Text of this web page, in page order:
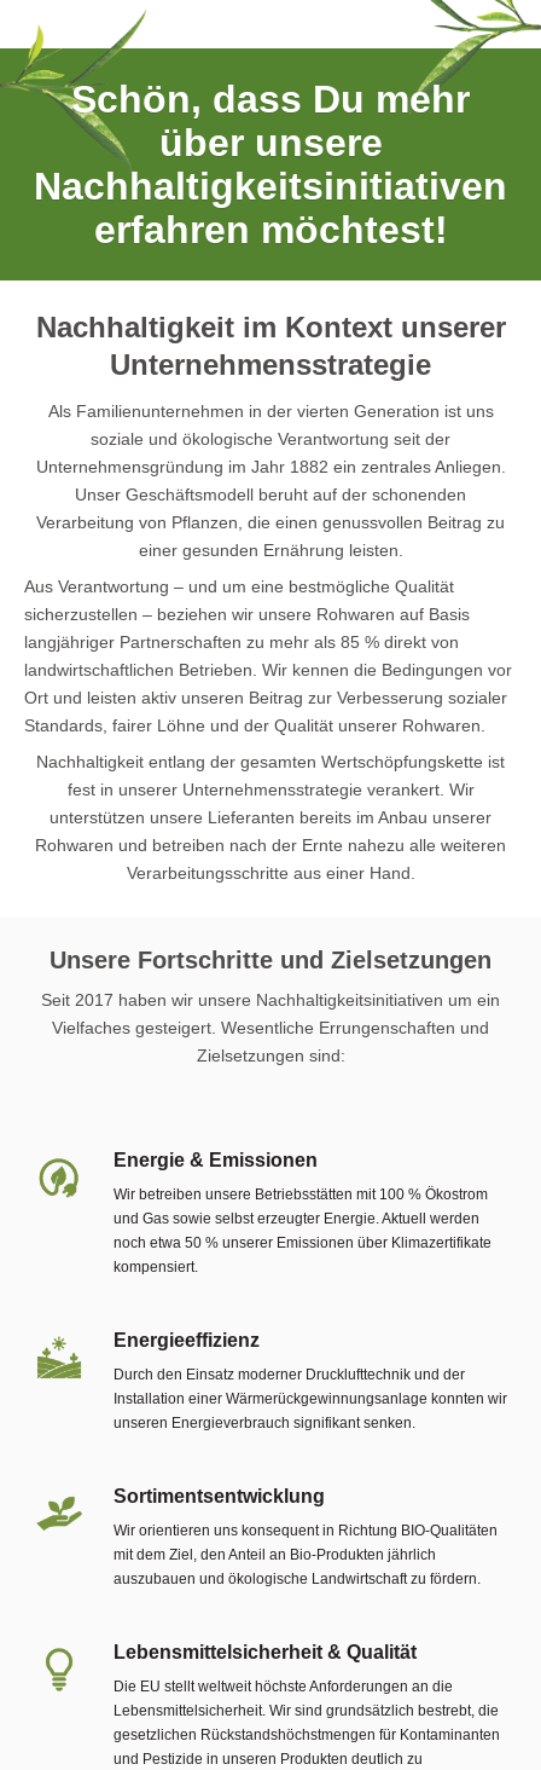
Verantwortung im Unternehmen
Klimaschutz – unser Weg zu Netto-Null
Schön, dass Du mehr
über unsere
Nachhaltigkeitsinitiativen
erfahren möchtest!
Nachhaltigkeit im Kontext unserer
Unternehmensstrategie
Als Familienunternehmen in der vierten Generation ist uns
soziale und ökologische Verantwortung seit der
Unternehmensgründung im Jahr 1882 ein zentrales Anliegen.
Unser Geschäftsmodell beruht auf der schonenden
Verarbeitung von Pflanzen, die einen genussvollen Beitrag zu
einer gesunden Ernährung leisten.
Aus Verantwortung – und um eine bestmögliche Qualität
sicherzustellen – beziehen wir unsere Rohwaren auf Basis
langjähriger Partnerschaften zu mehr als 85 % direkt von
landwirtschaftlichen Betrieben. Wir kennen die Bedingungen vor
Ort und leisten aktiv unseren Beitrag zur Verbesserung sozialer
Standards, fairer Löhne und der Qualität unserer Rohwaren.
Nachhaltigkeit entlang der gesamten Wertschöpfungskette ist
fest in unserer Unternehmensstrategie verankert. Wir
unterstützen unsere Lieferanten bereits im Anbau unserer
Rohwaren und betreiben nach der Ernte nahezu alle weiteren
Verarbeitungsschritte aus einer Hand.
Unsere Fortschritte und Zielsetzungen
Seit 2017 haben wir unsere Nachhaltigkeitsinitiativen um ein
Vielfaches gesteigert. Wesentliche Errungenschaften und
Zielsetzungen sind:
Energie & Emissionen
Wir betreiben unsere Betriebsstätten mit 100 % Ökostrom
und Gas sowie selbst erzeugter Energie. Aktuell werden
noch etwa 50 % unserer Emissionen über Klimazertifikate
kompensiert.
Energieeffizienz
Durch den Einsatz moderner Drucklufttechnik und der
Installation einer Wärmerückgewinnungsanlage konnten wir
unseren Energieverbrauch signifikant senken.
Sortimentsentwicklung
Wir orientieren uns konsequent in Richtung BIO-Qualitäten
mit dem Ziel, den Anteil an Bio-Produkten jährlich
auszubauen und ökologische Landwirtschaft zu fördern.
Lebensmittelsicherheit & Qualität
Die EU stellt weltweit höchste Anforderungen an die
Lebensmittelsicherheit. Wir sind grundsätzlich bestrebt, die
gesetzlichen Rückstandshöchstmengen für Kontaminanten
und Pestizide in unseren Produkten deutlich zu